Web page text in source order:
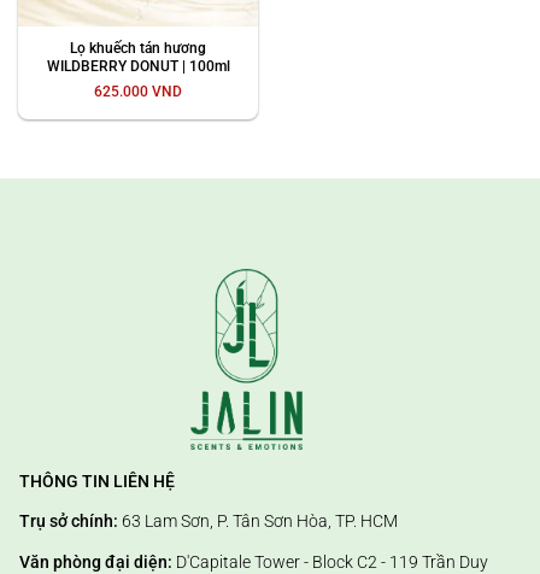
Lọ khuếch tán hương
WILDBERRY DONUT | 100ml
625.000 VND
THÔNG TIN LIÊN HỆ
Trụ sở chính: 63 Lam Sơn, P. Tân Sơn Hòa, TP. HCM
Văn phòng đại diện: D'Capitale Tower - Block C2 - 119 Trần Duy